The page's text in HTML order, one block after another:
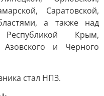
Саратовской,
а также над
Крым,
Азовского и Черного
стал НПЗ.